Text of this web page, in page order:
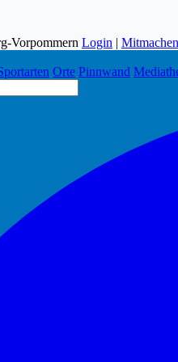
Vorpommern Login | Mitmachen
Orte Pinnwand